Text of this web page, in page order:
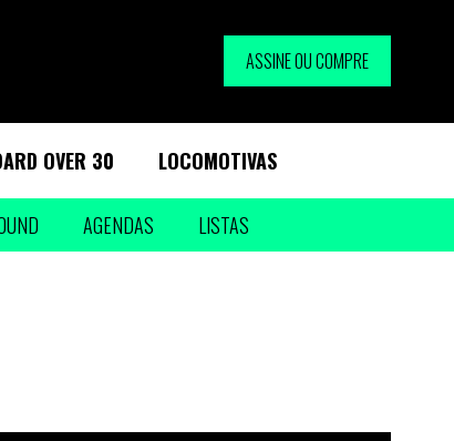
ASSINE OU COMPRE
OVER 30 LOCOMOTIVAS
AGENDAS LISTAS